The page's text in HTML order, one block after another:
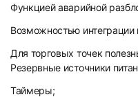
Функцией аварийной
Возможностью интеграции
Для торговых точек
Резервные источники
Таймеры;